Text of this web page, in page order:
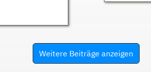
Weitere Beiträge anzeigen